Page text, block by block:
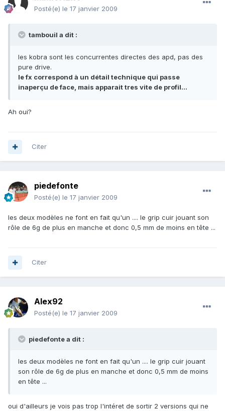
Posté(e) le 17 janvier 2009
tambouil a dit :
les kobra sont les concurrentes directes des apd, pas des
pure drive.
le fx correspond à un détail technique qui passe
inaperçu de face, mais apparait tres vite de profil...
Ah oui?
Citer
piedefonte
Posté(e) le 17 janvier 2009
les deux modèles ne font en fait qu'un .... le grip cuir jouant son
rôle de 6g de plus en manche et donc 0,5 mm de moins en tête ...
Citer
Alex92
Posté(e) le 17 janvier 2009
piedefonte a dit :
les deux modèles ne font en fait qu'un .... le grip cuir jouant
son rôle de 6g de plus en manche et donc 0,5 mm de moins
en tête ...
oui d'ailleurs je vois pas trop l'intéret de sortir 2 versions qui ne